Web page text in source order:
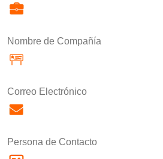
Nombre de Compañía
Correo Electrónico
Persona de Contacto